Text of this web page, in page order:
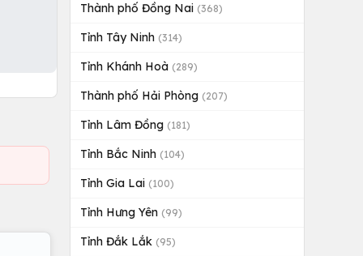
Thành phố Đồng Nai (368)
Tỉnh Tây Ninh (314)
Tỉnh Khánh Hoà (289)
Thành phố Hải Phòng (207)
Tỉnh Lâm Đồng (181)
Tỉnh Bắc Ninh (104)
Tỉnh Gia Lai (100)
Tỉnh Hưng Yên (99)
Tỉnh Đắk Lắk (95)